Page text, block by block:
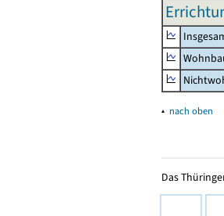
▴ nach oben
Das